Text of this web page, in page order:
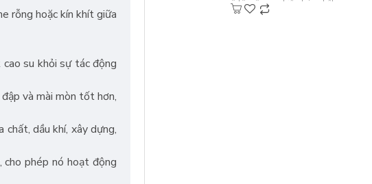
rỗng hoặc kín khít giữa
su khỏi sự tác động
và mài mòn tốt hơn,
dầu khí, xây dựng,
cho phép nó hoạt động
ô tô, công nghiệp hóa chất,
dầu khí và nhiều ngành ..